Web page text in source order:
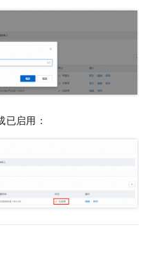
启用：